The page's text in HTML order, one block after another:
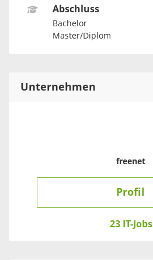
Abschluss
Bachelor
Master/Diplom
Unternehmen
freenet
Profil
23 IT-Jobs